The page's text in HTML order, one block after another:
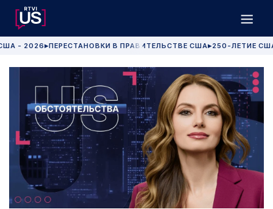
- 2026 ▶ПЕРЕСТАНОВКИ В ПРАВИТЕЛЬСТВЕ США▶250-ЛЕТИЕ